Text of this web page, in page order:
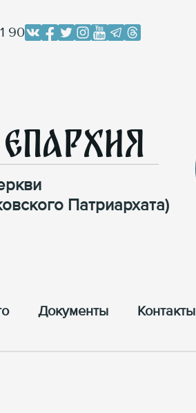
90
Патриархата)
Документы Контакты